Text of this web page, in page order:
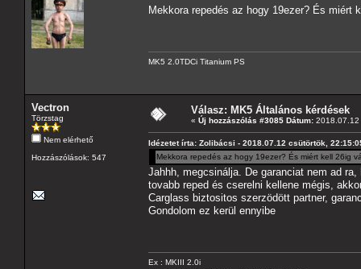
Mekkora repedés az hogy 19ezer? És miért
MK5 2.0TDCi Titanium PS
Vectron
Törzstag
Nem elérhető
Hozzászólások: 547
Válasz: MK5 Általános kérdések
« Új hozzászólás #3085 Dátum: 2018.07.12
Idézetet írta: Zolibácsi - 2018.07.12 csütörtök,
Mekkora repedés az hogy 19ezer? És miért kell 26ig
Jahhh, megcsinálja. De garanciat nem ad
tovabb reped és cserelni kellene mégis,
Carglass biztositos szerzödött partner,
Gondolom ez kerül ennyibe
Ex : MKIII 2.0i